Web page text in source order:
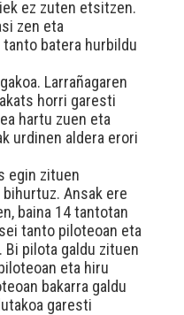
ez zuten etsitzen.
zen eta
batera hurbildu
Larrañagaren
horri garesti
hartu zuen eta
urdinen aldera erori
egin zituen
Ansak ere
baina 14 tantotan
tanto piloteoan eta
Bi pilota galdu zituen
eta hiru
bakarra galdu
garesti